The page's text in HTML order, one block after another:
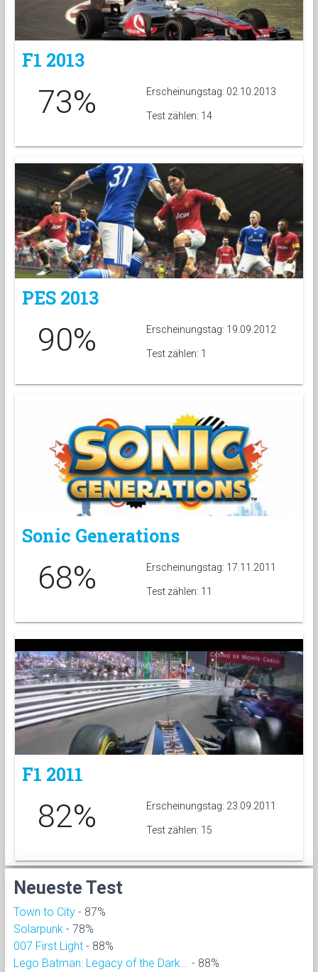
F1 2013
73% Erscheinungstag: 02.10.2013
Test zählen: 14
PES 2013
90% Erscheinungstag: 19.09.2012
Test zählen: 1
Sonic Generations
68% Erscheinungstag: 17.11.2011
Test zählen: 11
F1 2011
82% Erscheinungstag: 23.09.2011
Test zählen: 15
Neueste Test
Town to City - 87%
Solarpunk - 78%
007 First Light - 88%
Lego Batman: Legacy of the Dark...
- 88%